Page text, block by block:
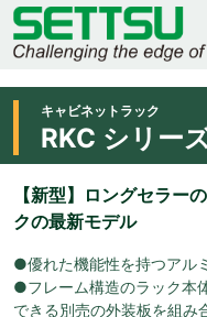
キャビネットラック
RKC シリー
【新型】ロングセラー
クの最新モデル
●優れた機能性を持つアル
●フレーム構造のラック本
できる別売の外装板を組み